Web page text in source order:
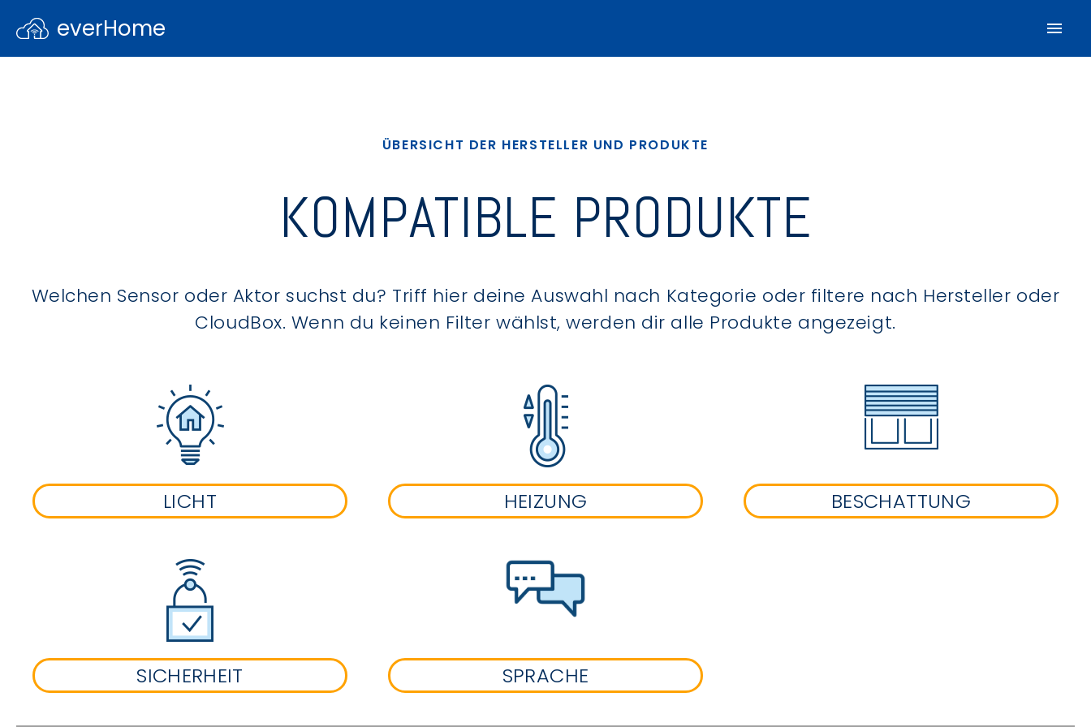
everHome
ÜBERSICHT DER HERSTELLER UND PRODUKTE
KOMPATIBLE PRODUKTE
Welchen Sensor oder Aktor suchst du? Triff hier deine Auswahl nach Kategorie oder filtere nach Hersteller oder
CloudBox. Wenn du keinen Filter wählst, werden dir alle Produkte angezeigt.
LICHT HEIZUNG BESCHATTUNG
SICHERHEIT SPRACHE